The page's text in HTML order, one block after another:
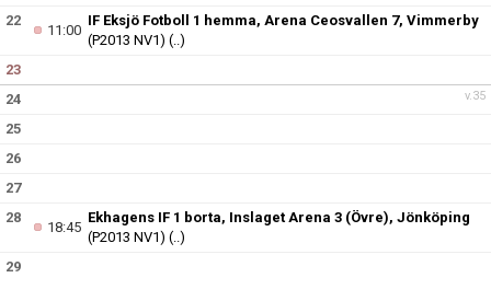
22
11:00
IF Eksjö Fotboll 1 hemma, Arena Ceosvallen 7, Vimmerby
(P2013 NV1) (..)
23
v.35
24
25
26
27
28
18:45
Ekhagens IF 1 borta, Inslaget Arena 3 (Övre), Jönköping
(P2013 NV1) (..)
29